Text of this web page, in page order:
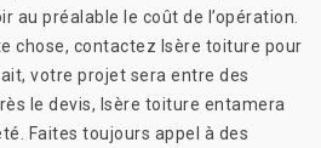
au préalable le coût de l’opération.
chose, contactez Isère toiture pour
votre projet sera entre des
le devis, Isère toiture entamera
Faites toujours appel à des